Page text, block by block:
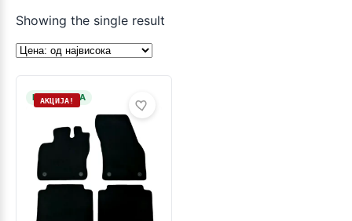
Showing the single result
НА ЗАЛИХА
АКЦИЈА!